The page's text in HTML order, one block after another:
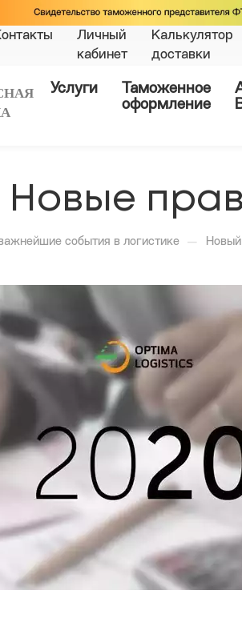
Личный
кабинет
Калькулятор
доставки
Услуги
Таможенное
оформление
Новые
события в логистике —